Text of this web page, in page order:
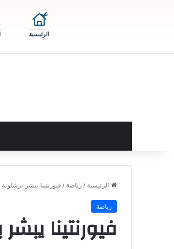
الرئيسية
الرئيسية / رياضة / فيورنتينا يبشر
رياضة
فيورنتينا